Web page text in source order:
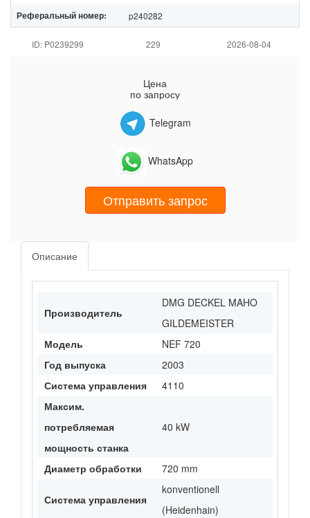
Реферальный номер: p240282
ID: P0239299 229 2026-08-04
Цена
по запросу
Telegram
WhatsApp
Отправить запрос
Описание
Производитель
DMG DECKEL MAHO
GILDEMEISTER
Модель
NEF 720
Год выпуска
2003
Система управления
4110
Максим.
потребляемая
мощность станка
40 kW
Диаметр обработки 720 mm
Система управления
konventionell
(Heidenhain)